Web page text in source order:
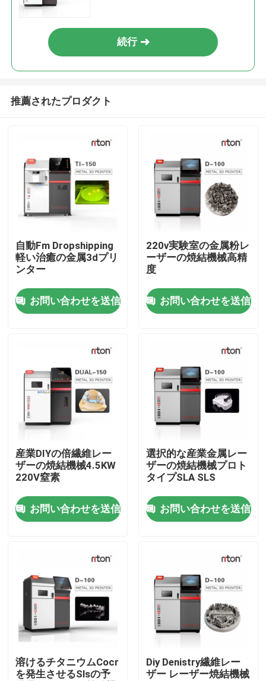
製品
企業情報
会社案内
品質管理
お問い合わせ
すべての場合
レーザーの金属3Dプリンター
歯科金属3Dプリンター
続行
推薦されたプロダクト
自動Fm Dropshipping
軽い治癒の金属3dプリ
ンター
お問い合わせを送信
220v実験室の金属粉レ
ーザーの焼結機械高精
度
お問い合わせを送信
産業DIYの倍繊維レー
ザーの焼結機械4.5KW
220V窒素
お問い合わせを送信
選択的な産業金属レー
ザーの焼結機械プロト
タイプSLA SLS
お問い合わせを送信
溶けるチタニウムCocr
を発生させるSlsの予
Diy Denistry繊維レー
ザー レーザー焼結機械